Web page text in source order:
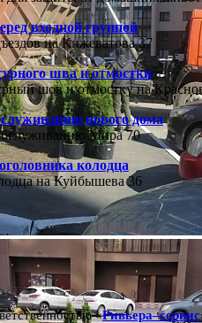
входной группой
на Кижеватова 37
шва и отмостки
шов и отмостку на
нового дома
Мира 70
колодца
на Куйбышева 36
«Ривьера–сервис